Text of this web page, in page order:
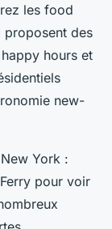
les food
des
hours et
new-
York :
pour voir